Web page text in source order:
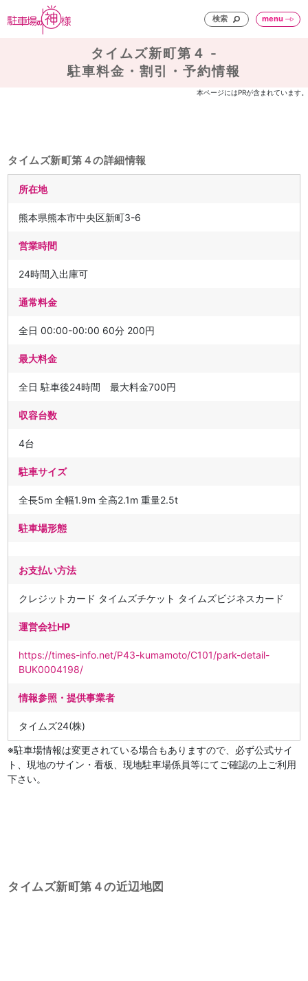
検索 menu
タイムズ新町第４ -
駐車料金・割引・予約情報
本ページにはPRが含まれています。
タイムズ新町第４の詳細情報
所在地
熊本県熊本市中央区新町3-6
営業時間
24時間入出庫可
通常料金
全日 00:00-00:00 60分 200円
最大料金
全日 駐車後24時間 最大料金700円
収容台数
4台
駐車サイズ
全長5m 全幅1.9m 全高2.1m 重量2.5t
駐車場形態
お支払い方法
クレジットカード タイムズチケット タイムズビジネスカード
運営会社HP
https://times-info.net/P43-kumamoto/C101/park-detail-
BUK0004198/
情報参照・提供事業者
タイムズ24(株)
※駐車場情報は変更されている場合もありますので、必ず公式サイ
ト、現地のサイン・看板、現地駐車場係員等にてご確認の上ご利用
下さい。
タイムズ新町第４の近辺地図